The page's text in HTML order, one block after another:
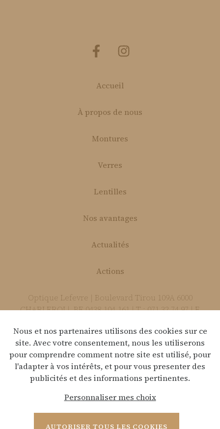
Accueil
À propos de nous
Montures
Verres
Lentilles
Nos avantages
Actualités
Actions
Déclaration de confidentialité
Clause de non-responsabilité
Optique Lefevre | Boulevard Tirou 109A 6000
CHARLEROI | BE 0438.104.161 | T : 071 32 74 97 | E
Nous et nos partenaires utilisons des cookies sur ce
site. Avec votre consentement, nous les utiliserons
pour comprendre comment notre site est utilisé, pour
l'adapter à vos intérêts, et pour vous presenter des
publicités et des informations pertinentes.
Personnaliser mes choix
AUTORISER TOUS LES COOKIES